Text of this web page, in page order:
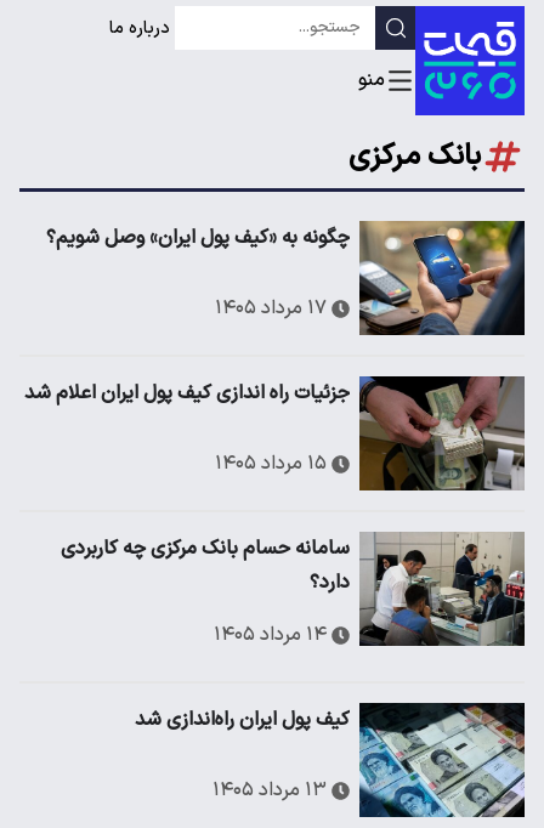
درباره ما
بانک مرکزی
چگونه به «کیف پول ایران» وصل شویم؟
۱۷ مرداد ۱۴۰۵
جزئیات راه اندازی کیف پول ایران اعلام شد
۱۵ مرداد ۱۴۰۵
سامانه حسام بانک مرکزی چه کاربردی
دارد؟
۱۴ مرداد ۱۴۰۵
کیف پول ایران راه‌اندازی شد
۱۳ مرداد ۱۴۰۵